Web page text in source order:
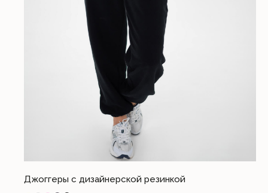
Джоггеры с дизайнерской резинкой
Разработка сайта I.T.